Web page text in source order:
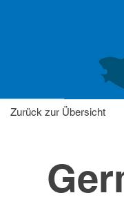
Zurück zur Übersicht